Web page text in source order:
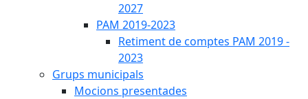
2027
PAM 2019-2023
Retiment de comptes PAM 2019 -
2023
Grups municipals
Mocions presentades